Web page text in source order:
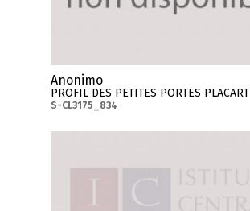
Anonimo
PROFIL DES PETITES PORTES PLACART
S-CL3175_834